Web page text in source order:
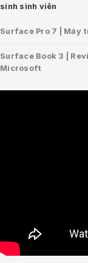
sinh sinh viên
Surface Pro 7 | Máy
Surface Book 3 |
Microsoft